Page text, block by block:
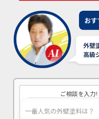
ご相談を入力!